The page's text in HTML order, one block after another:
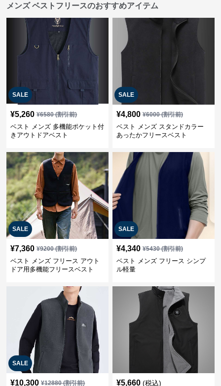
メンズ ベストフリースのおすすめアイテム
SALE
¥5,260 ¥6580(割引前)
ベスト メンズ 多機能ポケット付
きアウトドアベスト
SALE
¥4,800 ¥6000(割引前)
ベスト メンズ スタンドカラー
あったかフリースベスト
SALE
¥7,360 ¥9200(割引前)
ベスト メンズ フリース アウト
ドア用多機能フリースベスト
SALE
¥4,340 ¥5430(割引前)
ベスト メンズ フリース シンプ
ル軽量
SALE
¥10,300 ¥12880(割引前) ¥5,660 (税込)